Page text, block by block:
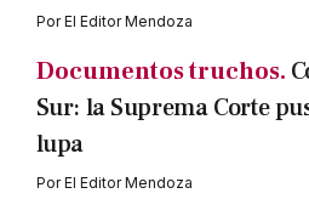
PorEl Editor Mendoza
Documentos truchos.
Sur: la Suprema Corte
lupa
PorEl Editor Mendoza